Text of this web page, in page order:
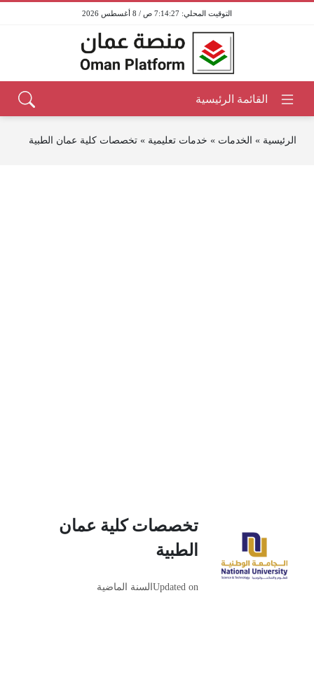
7:14:27 ص / 8 أغسطس 2026
الرئيسية » الخدمات » خدمات تعليمية » تخصصات كلية عمان الطبية
تخصصات كلية عمان
الطبية
Updated on السنة الماضية